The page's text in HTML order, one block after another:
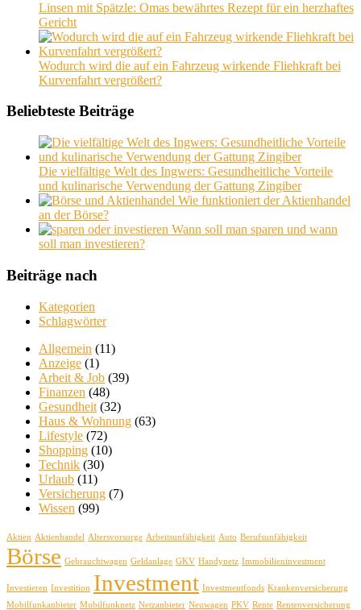
Linsen mit Spätzle: Omas bewährtes Rezept für ein herzhaftes
Gericht
Wodurch wird die auf ein Fahrzeug wirkende Fliehkraft bei
Kurvenfahrt vergrößert?
Beliebteste Beiträge
Die vielfältige Welt des Ingwers: Gesundheitliche Vorteile
und kulinarische Verwendung der Gattung Zingiber
Wie funktioniert der Aktienhandel
an der Börse?
Wann soll man sparen und wann
soll man investieren?
Beiträge nach
Kategorien
Schlagwörter
Allgemein (11)
Anzeige (1)
Arbeit & Job (39)
Finanzen (48)
Gesundheit (32)
Haus & Wohnung (63)
Lifestyle (72)
Shopping (10)
Technik (30)
Urlaub (11)
Versicherung (7)
Wissen (99)
Aktien Aktienhandel Altersvorsorge Arbeitsunfähigkeit Auto Berufsunfähigkeit
Börse Gebrauchtwagen Geldanlage GKV Handynetz Immobilieninvestment
Investieren Investition Investment Investmentfonds Krankenversicherung
Mobilfunkanbieter Mubilfunknetz Netzanbieter Neuwagen PKV Rente Rentenversicherung